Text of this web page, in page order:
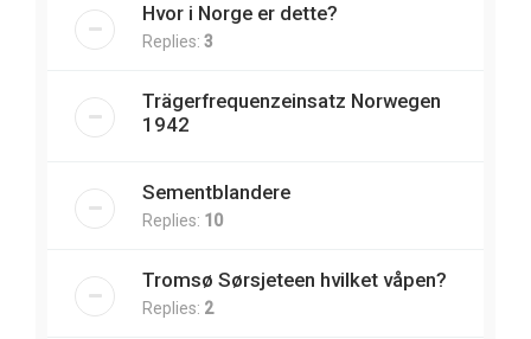
Hvor i Norge er dette?
Replies: 3
Trägerfrequenzeinsatz Norwegen
1942
Sementblandere
Replies: 10
Tromsø Sørsjeteen hvilket våpen?
Replies: 2